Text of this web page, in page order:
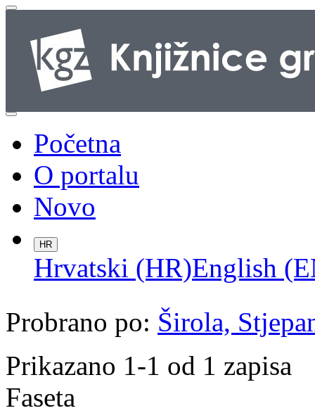
Početna
O portalu
Novo
HR
Hrvatski (HR)English
Probrano po: Širola,
Prikazano 1-1 od 1 zapisa
Faseta